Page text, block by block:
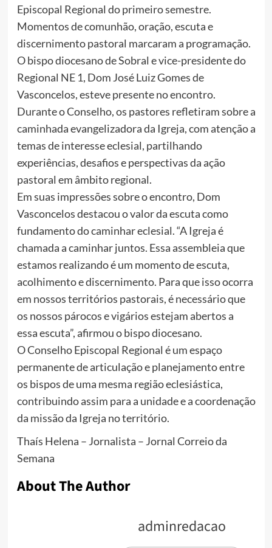
Episcopal Regional do primeiro semestre.
Momentos de comunhão, oração, escuta e
discernimento pastoral marcaram a programação.
O bispo diocesano de Sobral e vice-presidente do
Regional NE 1, Dom José Luiz Gomes de
Vasconcelos, esteve presente no encontro.
Durante o Conselho, os pastores refletiram sobre a
caminhada evangelizadora da Igreja, com atenção a
temas de interesse eclesial, partilhando
experiências, desafios e perspectivas da ação
pastoral em âmbito regional.
Em suas impressões sobre o encontro, Dom
Vasconcelos destacou o valor da escuta como
fundamento do caminhar eclesial. “A Igreja é
chamada a caminhar juntos. Essa assembleia que
estamos realizando é um momento de escuta,
acolhimento e discernimento. Para que isso ocorra
em nossos territórios pastorais, é necessário que
os nossos párocos e vigários estejam abertos a
essa escuta”, afirmou o bispo diocesano.
O Conselho Episcopal Regional é um espaço
permanente de articulação e planejamento entre
os bispos de uma mesma região eclesiástica,
contribuindo assim para a unidade e a coordenação
da missão da Igreja no território.
Thaís Helena – Jornalista – Jornal Correio da
Semana
About The Author
adminredacao